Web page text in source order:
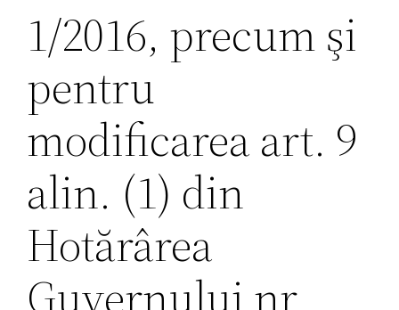
1/2016, precum şi
pentru
modificarea art. 9
alin. (1) din
Hotărârea